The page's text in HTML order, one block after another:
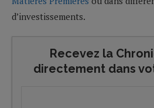
d’investissements.
Recevez la
directement dans